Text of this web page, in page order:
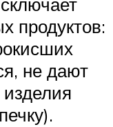
продуктов:
не дают